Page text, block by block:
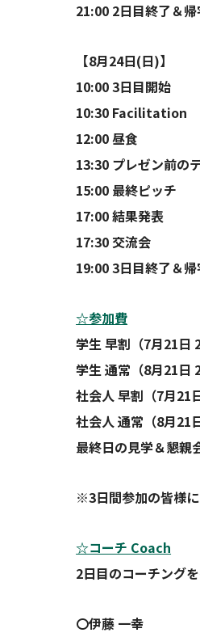
21:00 2日目終了＆
【8月24日(日)】
10:00 3日目開始
10:30 Facilitation
12:00 昼食
13:30 プレゼン前の
15:00 最終ピッチ
17:00 結果発表
17:30 交流会
19:00 3日目終了＆
☆参加費
学生 早割（7月21日
学生 通常（8月21日
社会人 早割（7月21
社会人 通常（8月21
最終日の見学＆懇親
※3日間参加の皆様
☆コーチ Coach
2日目のコーチング
〇伊藤 一幸